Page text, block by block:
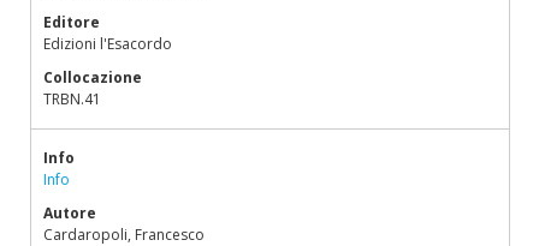
Editore
Edizioni l'Esacordo
Collocazione
TRBN.41
Info
Info
Autore
Cardaropoli, Francesco